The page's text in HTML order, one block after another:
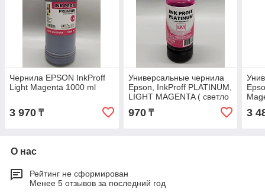
Чернила EPSON InkProff
Light Magenta 1000 ml
3 970 ₸
Универсальные чернила
Epson, InkProff PLATINUM,
LIGHT MAGENTA ( светло
красный) 100 мл
970₸ 3
О нас
Рейтинг не сформирован
Менее 5 отзывов за последний год